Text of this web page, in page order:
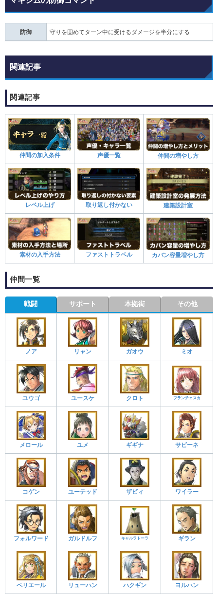
防御 守りを固めてターン中に受けるダメージを半分にする
関連記事
関連記事
仲間の加入条件 声優一覧 仲間の増やし方
レベル上げ 取り返し付かない 建築設計室
素材の入手方法 ファストトラベル カバン容量増やし方
仲間一覧
戦闘 サポート 本拠街 その他
ノア リャン ガオウ ミオ
ユウゴ ユースケ クロト フランチェスカ
メロール ユメ ギギナ サビーネ
コゲン ユーテッド ザビィ ワイラー
フォルワード ガルドルフ キャルラトーラ ギラン
ペリエール リューハン ハクギン ヨルハン